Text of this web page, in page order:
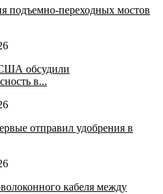
подъемно-переходных мостов
обсудили
в...
отправил удобрения в
кабеля между